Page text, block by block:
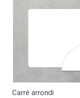
Carré arrondi